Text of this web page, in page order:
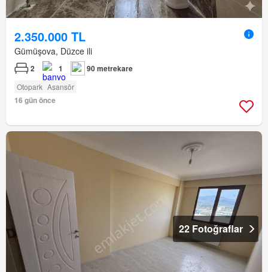
2.350.000 TL
Gümüşova, Düzce ili
2 1 90 metrekare
Otopark Asansör
16 gün önce
22 Fotoğraflar